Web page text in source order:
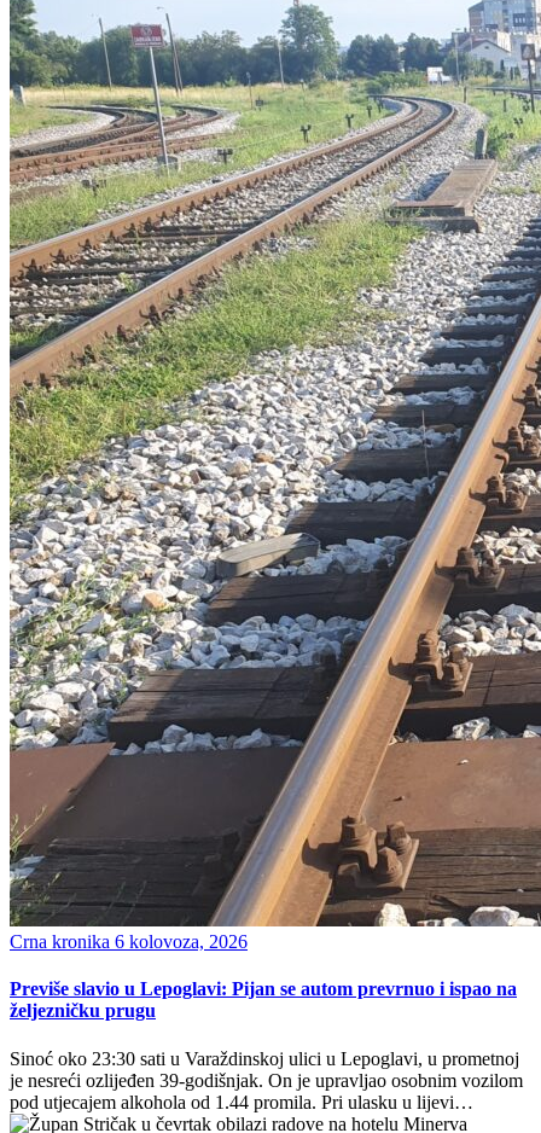
Crna kronika 6 kolovoza, 2026
Previše slavio u Lepoglavi: Pijan se autom prevrnuo i ispao na
željezničku prugu
Sinoć oko 23:30 sati u Varaždinskoj ulici u Lepoglavi, u prometnoj
je nesreći ozlijeđen 39-godišnjak. On je upravljao osobnim vozilom
pod utjecajem alkohola od 1.44 promila. Pri ulasku u lijevi…